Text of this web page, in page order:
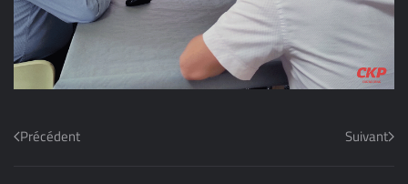
Précédent Suivant